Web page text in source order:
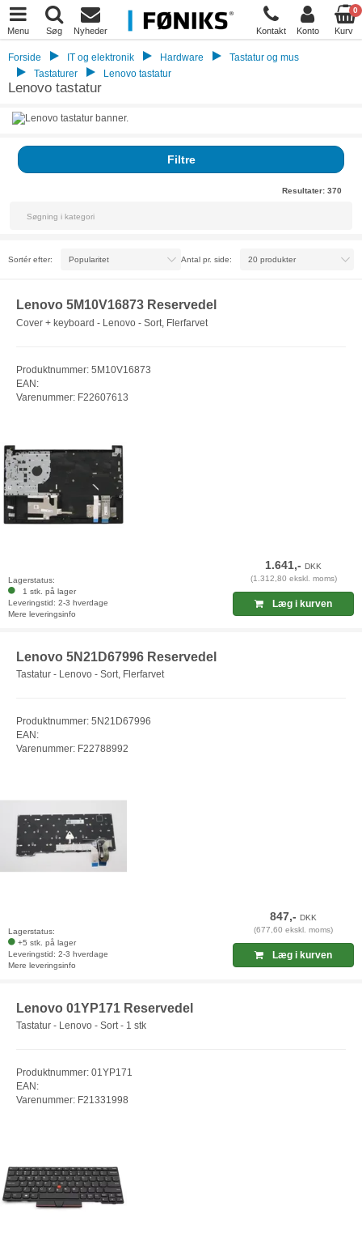
Menu Søg Nyheder Kontakt Konto
0
Kurv
Forside IT og elektronik Hardware
Tastatur og mus
Tastaturer
Lenovo tastatur
Lenovo tastatur
Filtre
Resultater: 370
Sortér efter: Antal pr. side:
Lenovo 5M10V16873 Reservedel
Cover + keyboard - Lenovo - Sort, Flerfarvet
Produktnummer: 5M10V16873
EAN:
Varenummer: F22607613
Lagerstatus:
1 stk. på lager
Leveringstid: 2-3 hverdage
Mere leveringsinfo
1.641,-DKK
(1.312,80 ekskl. moms)
Læg i kurven
Lenovo 5N21D67996 Reservedel
Tastatur - Lenovo - Sort, Flerfarvet
Produktnummer: 5N21D67996
EAN:
Varenummer: F22788992
Lagerstatus:
+5 stk. på lager
Leveringstid: 2-3 hverdage
Mere leveringsinfo
847,-DKK
(677,60 ekskl. moms)
Læg i kurven
Lenovo 01YP171 Reservedel
Tastatur - Lenovo - Sort - 1 stk
Produktnummer: 01YP171
EAN:
Varenummer: F21331998